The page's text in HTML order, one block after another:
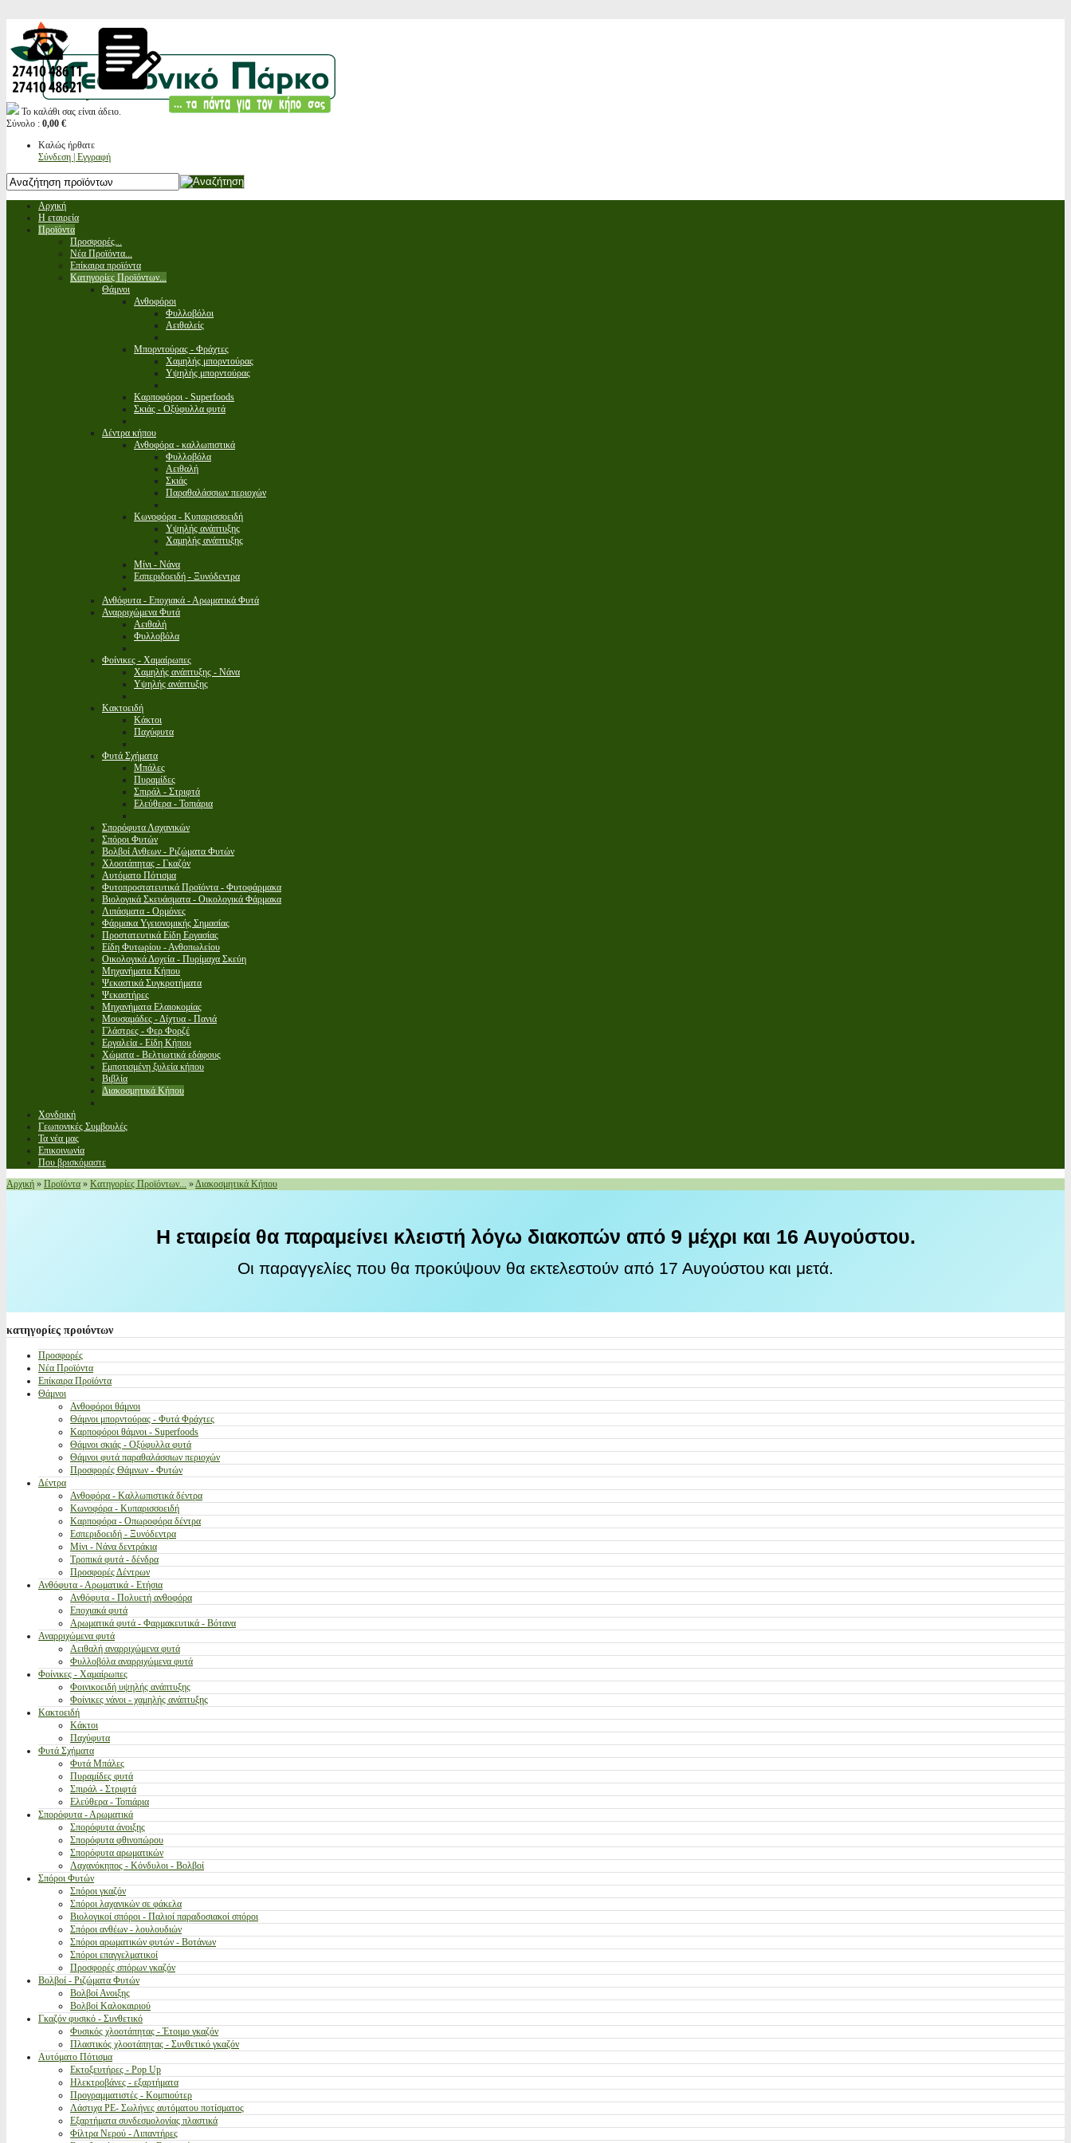
Το καλάθι σας είναι άδειο.
Σύνολο : 0,00 €
Καλώς ήρθατε
Σύνδεση | Εγγραφή
Αρχική
Η εταιρεία
Προϊόντα
Προσφορές...
Νέα Προϊόντα...
Επίκαιρα προϊόντα
Κατηγορίες Προϊόντων...
Θάμνοι
Ανθοφόροι
Φυλλοβόλοι
Αειθαλείς
Μπορντούρας - Φράχτες
Χαμηλής μπορντούρας
Υψηλής μπορντούρας
Καρποφόροι - Superfoods
Σκιάς - Οξύφυλλα φυτά
Δέντρα κήπου
Ανθοφόρα - καλλωπιστικά
Φυλλοβόλα
Αειθαλή
Σκιάς
Παραθαλάσσιων περιοχών
Κωνοφόρα - Κυπαρισσοειδή
Υψηλής ανάπτυξης
Χαμηλής ανάπτυξης
Μίνι - Νάνα
Εσπεριδοειδή - Ξυνόδεντρα
Ανθόφυτα - Εποχιακά - Αρωματικά Φυτά
Αναρριχώμενα Φυτά
Αειθαλή
Φυλλοβόλα
Φοίνικες - Χαμαίρωπες
Χαμηλής ανάπτυξης - Νάνα
Υψηλής ανάπτυξης
Κακτοειδή
Κάκτοι
Παχύφυτα
Φυτά Σχήματα
Μπάλες
Πυραμίδες
Σπιράλ - Στριφτά
Ελεύθερα - Τοπιάρια
Σπορόφυτα Λαχανικών
Σπόροι Φυτών
Βολβοί Ανθεων - Ριζώματα Φυτών
Χλοοτάπητας - Γκαζόν
Αυτόματο Πότισμα
Φυτοπροστατευτικά Προϊόντα - Φυτοφάρμακα
Βιολογικά Σκευάσματα - Οικολογικά Φάρμακα
Λιπάσματα - Ορμόνες
Φάρμακα Υγειονομικής Σημασίας
Προστατευτικά Είδη Εργασίας
Είδη Φυτωρίου - Ανθοπωλείου
Οικολογικά Δοχεία - Πυρίμαχα Σκεύη
Μηχανήματα Κήπου
Ψεκαστικά Συγκροτήματα
Ψεκαστήρες
Μηχανήματα Ελαιοκομίας
Μουσαμάδες - Δίχτυα - Πανιά
Γλάστρες - Φερ Φορζέ
Εργαλεία - Είδη Κήπου
Χώματα - Βελτιωτικά εδάφους
Εμποτισμένη ξυλεία κήπου
Βιβλία
Διακοσμητικά Κήπου
Χονδρική
Γεωπονικές Συμβουλές
Τα νέα μας
Επικοινωνία
Που βρισκόμαστε
Αρχική » Προϊόντα » Κατηγορίες Προϊόντων... »Διακοσμητικά Κήπου
Η εταιρεία θα παραμείνει κλειστή λόγω διακοπών από 9 μέχρι και 16 Αυγούστου.
Οι παραγγελίες που θα προκύψουν θα εκτελεστούν από 17 Αυγούστου και μετά.
κατηγορίες προιόντων
Προσφορές
Νέα Προϊόντα
Επίκαιρα Προϊόντα
Θάμνοι
Ανθοφόροι θάμνοι
Θάμνοι μπορντούρας - Φυτά Φράχτες
Καρποφόροι θάμνοι - Superfoods
Θάμνοι σκιάς - Οξύφυλλα φυτά
Θάμνοι φυτά παραθαλάσσιων περιοχών
Προσφορές Θάμνων - Φυτών
Δέντρα
Ανθοφόρα - Καλλωπιστικά δέντρα
Κωνοφόρα - Κυπαρισσοειδή
Καρποφόρα - Οπωροφόρα δέντρα
Εσπεριδοειδή - Ξυνόδεντρα
Μίνι - Νάνα δεντράκια
Τροπικά φυτά - δένδρα
Προσφορές Δέντρων
Ανθόφυτα - Αρωματικά - Ετήσια
Ανθόφυτα - Πολυετή ανθοφόρα
Εποχιακά φυτά
Αρωματικά φυτά - Φαρμακευτικά - Βότανα
Αναρριχώμενα φυτά
Αειθαλή αναρριχώμενα φυτά
Φυλλοβόλα αναρριχώμενα φυτά
Φοίνικες - Χαμαίρωπες
Φοινικοειδή υψηλής ανάπτυξης
Φοίνικες νάνοι - χαμηλής ανάπτυξης
Κακτοειδή
Κάκτοι
Παχύφυτα
Φυτά Σχήματα
Φυτά Μπάλες
Πυραμίδες φυτά
Σπιράλ - Στριφτά
Ελεύθερα - Τοπιάρια
Σπορόφυτα - Αρωματικά
Σπορόφυτα άνοιξης
Σπορόφυτα φθινοπώρου
Σπορόφυτα αρωματικών
Λαχανόκηπος - Κόνδυλοι - Βολβοί
Σπόροι Φυτών
Σπόροι γκαζόν
Σπόροι λαχανικών σε φάκελα
Βιολογικοί σπόροι - Παλιοί παραδοσιακοί σπόροι
Σπόροι ανθέων - λουλουδιών
Σπόροι αρωματικών φυτών - Βοτάνων
Σπόροι επαγγελματικοί
Προσφορές σπόρων γκαζόν
Βολβοί - Ριζώματα Φυτών
Βολβοί Ανοιξης
Βολβοί Καλοκαιριού
Γκαζόν φυσικό - Συνθετικό
Φυσικός χλοοτάπητας - Έτοιμο γκαζόν
Πλαστικός χλοοτάπητας - Συνθετικό γκαζόν
Αυτόματο Πότισμα
Εκτοξευτήρες - Pop Up
Ηλεκτροβάνες - εξαρτήματα
Προγραμματιστές - Κομπιούτερ
Λάστιχα PE- Σωλήνες αυτόματου ποτίσματος
Εξαρτήματα συνδεσμολογίας πλαστικά
Φίλτρα Νερού - Λιπαντήρες